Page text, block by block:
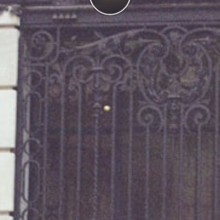
I highscorelistan hamnade du på plats 1